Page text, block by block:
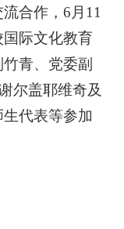
合作，6月11
际文化教育
青、党委副
尔盖耶维奇及
代表等参加